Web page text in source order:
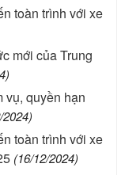
toàn trình với xe
mới của Trung
vụ, quyền hạn
toàn trình với xe
(16/12/2024)